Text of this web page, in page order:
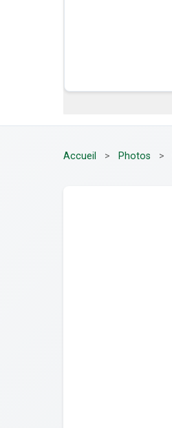
Accueil > Photos >